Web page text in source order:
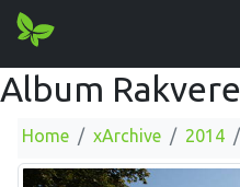
Album Rakvere
Home xArchive 2014